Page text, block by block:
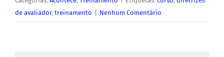
de avaliador, treinamento Nenhum Comentário